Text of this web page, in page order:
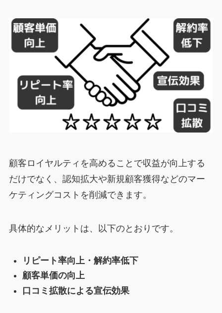
顧客ロイヤルティを高めることで収益が向上する
だけでなく、認知拡大や新規顧客獲得などのマー
ケティングコストを削減できます。
具体的なメリットは、以下のとおりです。
リピート率向上・解約率低下
顧客単価の向上
口コミ拡散による宣伝効果